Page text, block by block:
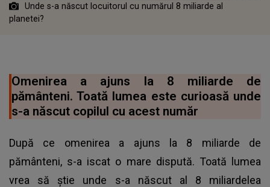
Unde s-a născut locuitorul cu numărul 8 miliarde al
planetei?
Omenirea a ajuns la 8 miliarde de
pământeni. Toată lumea este curioasă unde
s-a născut copilul cu acest număr
După ce omenirea a ajuns la 8 miliarde de
pământeni, s-a iscat o mare dispută. Toată lumea
vrea să știe unde s-a născut al 8 miliardelea